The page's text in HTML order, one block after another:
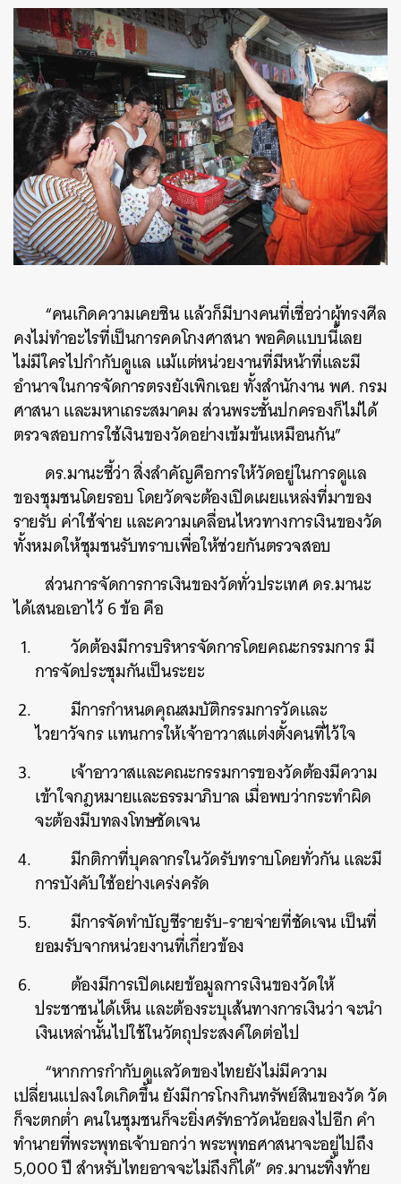
“คนเกิดความเคยชิน แล้วก็มีบางคนที่เชื่อว่าผู้ทรงศีล
คงไม่ทำอะไรที่เป็นการคดโกงศาสนา พอคิดแบบนี้เลย
ไม่มีใครไปกำกับดูแล แม้แต่หน่วยงานที่มีหน้าที่และมี
อำนาจในการจัดการตรงยังเพิกเฉย ทั้งสำนักงาน พศ. กรม
ศาสนา และมหาเถระสมาคม ส่วนพระชั้นปกครองก็ไม่ได้
ตรวจสอบการใช้เงินของวัดอย่างเข้มข้นเหมือนกัน”
ดร.มานะชี้ว่า สิ่งสำคัญคือการให้วัดอยู่ในการดูแล
ของชุมชนโดยรอบ โดยวัดจะต้องเปิดเผยแหล่งที่มาของ
รายรับ ค่าใช้จ่าย และความเคลื่อนไหวทางการเงินของวัด
ทั้งหมดให้ชุมชนรับทราบเพื่อให้ช่วยกันตรวจสอบ
ส่วนการจัดการการเงินของวัดทั่วประเทศ ดร.มานะ
ได้เสนอเอาไว้ 6 ข้อ คือ
วัดต้องมีการบริหารจัดการโดยคณะกรรมการ มี
การจัดประชุมกันเป็นระยะ
มีการกำหนดคุณสมบัติกรรมการวัดและ
ไวยาวัจกร แทนการให้เจ้าอาวาสแต่งตั้งคนที่ไว้ใจ
เจ้าอาวาสและคณะกรรมการของวัดต้องมีความ
เข้าใจกฎหมายและธรรมาภิบาล เมื่อพบว่ากระทำผิด
จะต้องมีบทลงโทษชัดเจน
มีกติกาที่บุคลากรในวัดรับทราบโดยทั่วกัน และมี
การบังคับใช้อย่างเคร่งครัด
มีการจัดทำบัญชีรายรับ-รายจ่ายที่ชัดเจน เป็นที่
ยอมรับจากหน่วยงานที่เกี่ยวข้อง
ต้องมีการเปิดเผยข้อมูลการเงินของวัดให้
ประชาชนได้เห็น และต้องระบุเส้นทางการเงินว่า จะนำ
เงินเหล่านั้นไปใช้ในวัตถุประสงค์ใดต่อไป
“หากการกำกับดูแลวัดของไทยยังไม่มีความ
เปลี่ยนแปลงใดเกิดขึ้น ยังมีการโกงกินทรัพย์สินของวัด วัด
ก็จะตกต่ำ คนในชุมชนก็จะยิ่งศรัทธาวัดน้อยลงไปอีก คำ
ทำนายที่พระพุทธเจ้าบอกว่า พระพุทธศาสนาจะอยู่ไปถึง
5,000 ปี สำหรับไทยอาจจะไม่ถึงก็ได้” ดร.มานะทิ้งท้าย